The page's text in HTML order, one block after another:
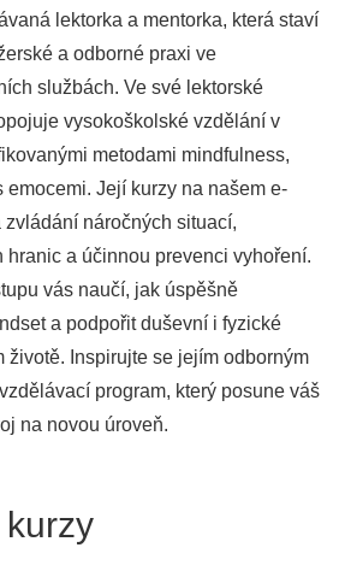
lektorka a mentorka, která staví
a odborné praxi ve
službách. Ve své lektorské
vysokoškolské vzdělání v
metodami mindfulness,
emocemi. Její kurzy na našem e-
náročných situací,
hranic a účinnou prevenci vyhoření.
vás naučí, jak úspěšně
a podpořit duševní i fyzické
životě. Inspirujte se jejím odborným
program, který posune váš
na novou úroveň.